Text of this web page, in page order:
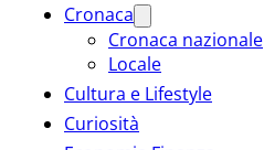
Cronaca
Cronaca nazionale
Locale
Cultura e Lifestyle
Curiosità